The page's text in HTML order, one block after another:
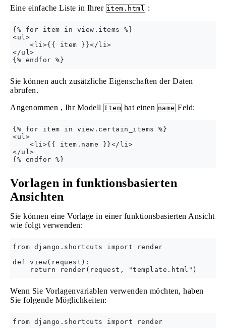
Eine einfache Liste in Ihrer item.html :
{% for item in view.items %}
<ul>
    <li>{{ item }}</li>
</ul>
Sie können auch zusätzliche Eigenschaften der Daten
abrufen.
Angenommen , Ihr Modell Item hat einen name Feld:
{% for item in view.certain_items %}
<ul>
    <li>{{ item.name }}</li>
</ul>
Vorlagen in funktionsbasierten
Ansichten
Sie können eine Vorlage in einer funktionsbasierten Ansicht
wie folgt verwenden:
from django.shortcuts import render
def view(request):
Wenn Sie Vorlagenvariablen verwenden möchten, haben
Sie folgende Möglichkeiten:
from django.shortcuts import render